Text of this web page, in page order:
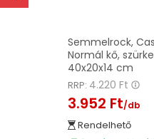
Semmelrock,
Normál kő,
40x20x14 cm
RRP: 4.220 Ft
3.952 Ft/db
Rendelhető